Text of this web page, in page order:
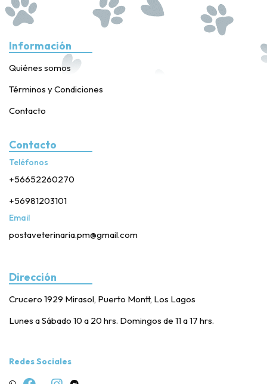
Información
Quiénes somos
Términos y Condiciones
Contacto
Contacto
Teléfonos
+56652260270
+56981203101
Email
postaveterinaria.pm@gmail.com
Dirección
Crucero 1929 Mirasol, Puerto Montt, Los Lagos
Lunes a Sábado 10 a 20 hrs. Domingos de 11 a 17 hrs.
Redes Sociales